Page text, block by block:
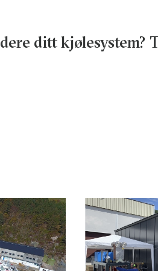
ditt kjølesystem?